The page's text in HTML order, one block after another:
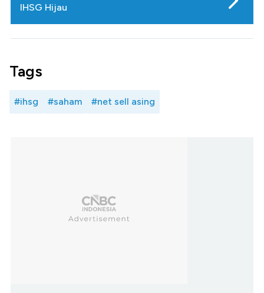
IHSG Hijau
Tags
#ihsg #saham #net sell asing